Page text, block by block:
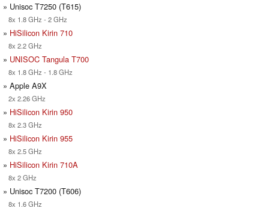
» Unisoc T7250 (T615)
8x 1.8 GHz - 2 GHz
» HiSilicon Kirin 710
8x 2.2 GHz
» UNISOC Tangula T700
8x 1.8 GHz - 1.8 GHz
» Apple A9X
2x 2.26 GHz
» HiSilicon Kirin 950
8x 2.3 GHz
» HiSilicon Kirin 955
8x 2.5 GHz
» HiSilicon Kirin 710A
8x 2 GHz
» Unisoc T7200 (T606)
8x 1.6 GHz